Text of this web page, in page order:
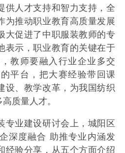
供人才支持和智力支持，全
为推动职业教育高质量发展
大促进了中职服装教师的专
表示，职业教育的关键在于
教师要融入行业企业多交
平台，把大赛经验带回课
设、教学改革，为我国纺织
质量人才。
专业建设研讨会上，城阳区
深度融合 助推专业内涵发
经验分享，从五个方面介绍